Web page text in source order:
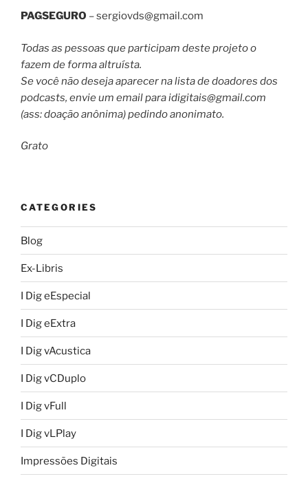
PAGSEGURO –sergiovds@gmail.com
Todas as pessoas que participam deste projeto o
fazem de forma altruísta.
Se você não deseja aparecer na lista de doadores dos
podcasts, envie um email paraidigitais@gmail.com
(ass: doação anônima) pedindo anonimato.
Grato
CATEGORIES
Blog
Ex-Libris
I Dig eEspecial
I Dig eExtra
I Dig vAcustica
I Dig vCDuplo
I Dig vFull
I Dig vLPlay
Impressões Digitais